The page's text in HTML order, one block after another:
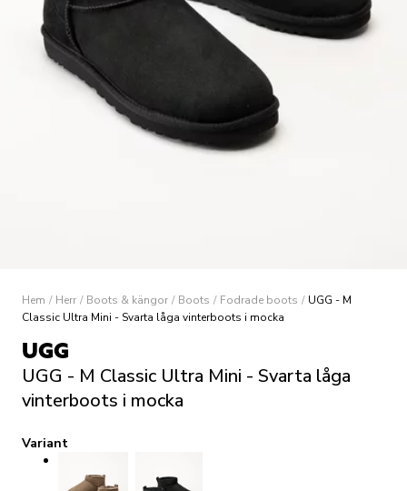
Hem / Herr / Boots & kängor / Boots / Fodrade boots / UGG - M
Classic Ultra Mini - Svarta låga vinterboots i mocka
UGG
UGG - M Classic Ultra Mini - Svarta låga
vinterboots i mocka
Variant